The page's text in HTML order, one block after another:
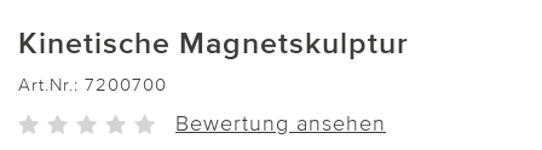
Kinetische Magnetskulptur
Art.Nr.: 7200700
Bewertung ansehen